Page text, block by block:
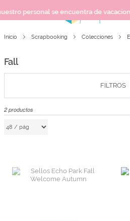
personal se encuentra de
Próximamente
SCRAPBOOKING
PAPELERÍA Y FIESTAS
REGALOS
PLANNERS
Inicio Scrapbooking Colecciones
Fall
2productos
FILTROS